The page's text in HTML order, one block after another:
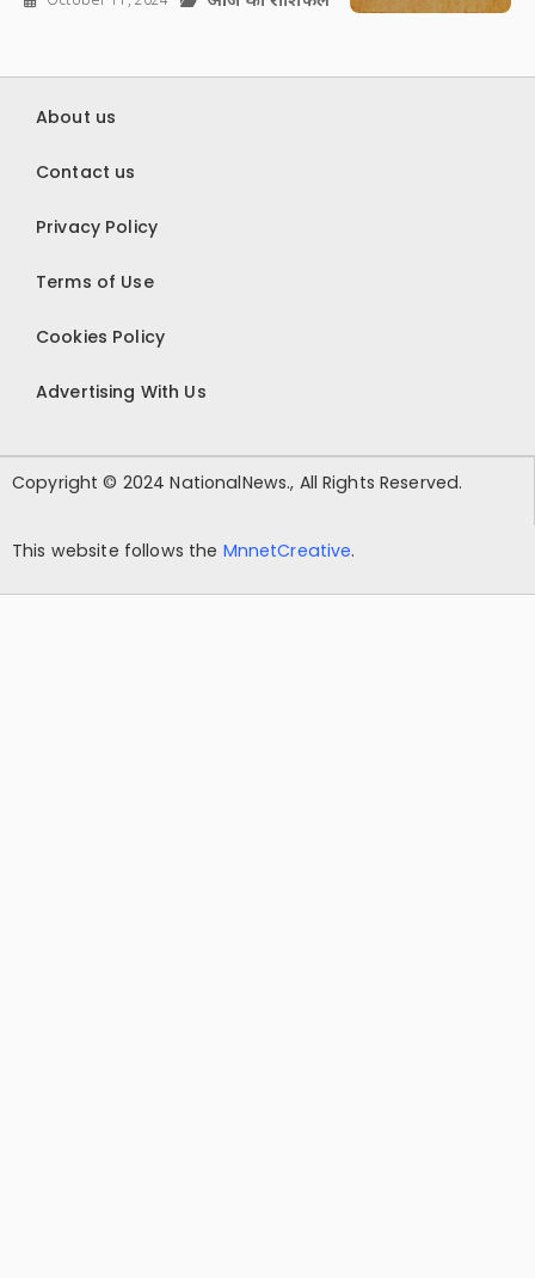
About us
Contact us
Privacy Policy
Terms of Use
Cookies Policy
Advertising With Us
Copyright © 2024 NationalNews., All Rights Reserved.
This website follows the MnnetCreative.